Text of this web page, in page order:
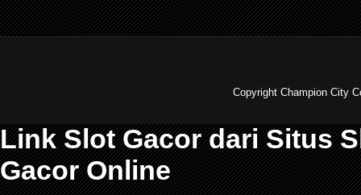
Copyright Champion City
Link Slot Gacor dari Situs
Gacor Online